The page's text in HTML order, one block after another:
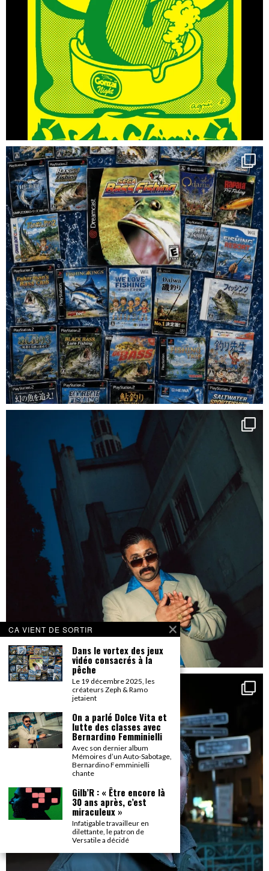
CA VIENT DE SORTIR
Dans le vortex des jeux
vidéo consacrés à la
pêche
Le 19 décembre 2025, les
créateurs Zeph & Ramo
jetaient
On a parlé Dolce Vita et
lutte des classes avec
Bernardino Femminielli
Avec son dernier album
Mémoires d’un Auto-Sabotage,
Bernardino Femminielli
chante
Gilb’R : « Être encore là
30 ans après, c’est
miraculeux »
Infatigable travailleur en
dilettante, le patron de
Versatile a décidé